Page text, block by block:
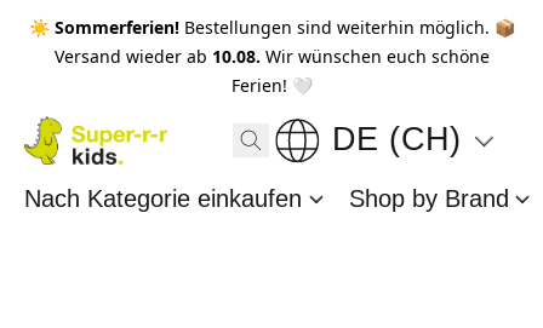
☀️ Sommerferien! Bestellungen sind weiterhin möglich. 📦
Versand wieder ab 10.08. Wir wünschen euch schöne
Ferien! 🤍
DE (CH)
Nach Kategorie einkaufen Shop by Brand